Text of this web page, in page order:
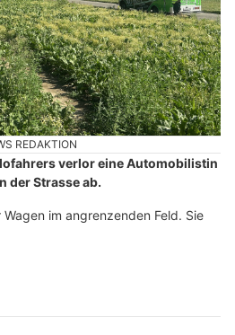
REDAKTION
verlor eine Automobilistin
der Strasse ab.
im angrenzenden Feld. Sie